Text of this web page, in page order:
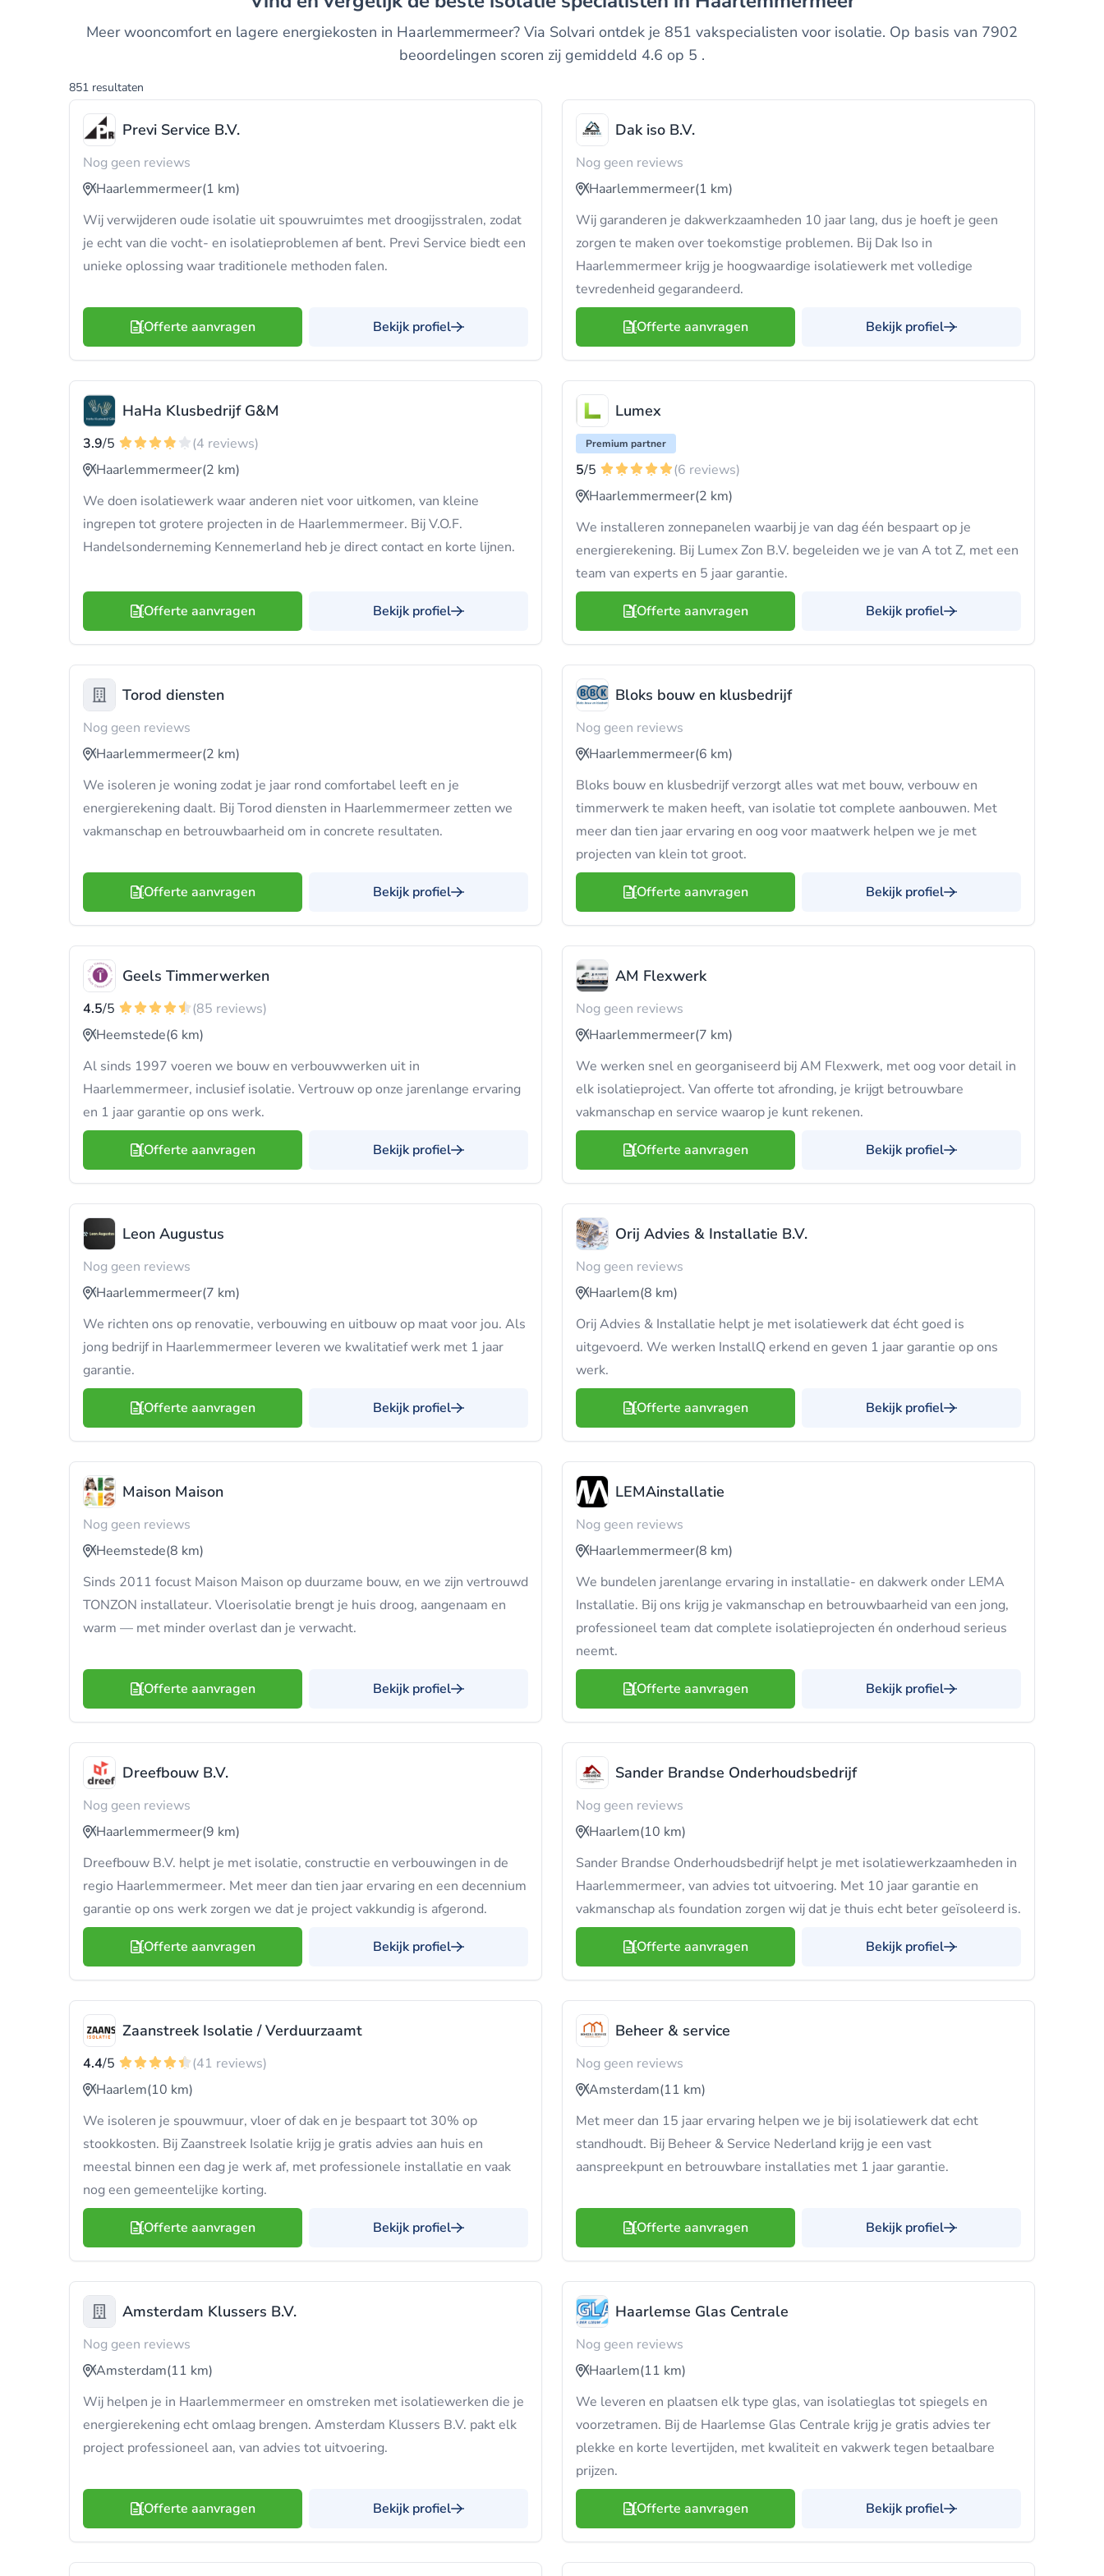
Meer wooncomfort en lagere energiekosten in Haarlemmermeer? Via Solvari ontdek je 851 vakspecialisten voor isolatie. Op basis van 7902
beoordelingen scoren zij gemiddeld 4.6 op 5 .
851 resultaten
Previ Service B.V.
Nog geen reviews
Haarlemmermeer(1 km)
Wij verwijderen oude isolatie uit spouwruimtes met droogijsstralen, zodat
je echt van die vocht- en isolatieproblemen af bent. Previ Service biedt een
unieke oplossing waar traditionele methoden falen.
Offerte aanvragen Bekijk profiel
Dak iso B.V.
Nog geen reviews
Haarlemmermeer(1 km)
Wij garanderen je dakwerkzaamheden 10 jaar lang, dus je hoeft je geen
zorgen te maken over toekomstige problemen. Bij Dak Iso in
Haarlemmermeer krijg je hoogwaardige isolatiewerk met volledige
tevredenheid gegarandeerd.
Offerte aanvragen Bekijk profiel
HaHa Klusbedrijf G&M
3.9/5
(4 reviews)
Haarlemmermeer(2 km)
We doen isolatiewerk waar anderen niet voor uitkomen, van kleine
ingrepen tot grotere projecten in de Haarlemmermeer. Bij V.O.F.
Handelsonderneming Kennemerland heb je direct contact en korte lijnen.
Offerte aanvragen Bekijk profiel
Lumex
Premium partner
5/5
(6 reviews)
Haarlemmermeer(2 km)
We installeren zonnepanelen waarbij je van dag één bespaart op je
energierekening. Bij Lumex Zon B.V. begeleiden we je van A tot Z, met een
team van experts en 5 jaar garantie.
Offerte aanvragen Bekijk profiel
Torod diensten
Nog geen reviews
Haarlemmermeer(2 km)
We isoleren je woning zodat je jaar rond comfortabel leeft en je
energierekening daalt. Bij Torod diensten in Haarlemmermeer zetten we
vakmanschap en betrouwbaarheid om in concrete resultaten.
Offerte aanvragen Bekijk profiel
Bloks bouw en klusbedrijf
Nog geen reviews
Haarlemmermeer(6 km)
Bloks bouw en klusbedrijf verzorgt alles wat met bouw, verbouw en
timmerwerk te maken heeft, van isolatie tot complete aanbouwen. Met
meer dan tien jaar ervaring en oog voor maatwerk helpen we je met
projecten van klein tot groot.
Offerte aanvragen Bekijk profiel
Geels Timmerwerken
4.5/5
(85 reviews)
Heemstede(6 km)
Al sinds 1997 voeren we bouw en verbouwwerken uit in
Haarlemmermeer, inclusief isolatie. Vertrouw op onze jarenlange ervaring
en 1 jaar garantie op ons werk.
Offerte aanvragen Bekijk profiel
AM Flexwerk
Nog geen reviews
Haarlemmermeer(7 km)
We werken snel en georganiseerd bij AM Flexwerk, met oog voor detail in
elk isolatieproject. Van offerte tot afronding, je krijgt betrouwbare
vakmanschap en service waarop je kunt rekenen.
Offerte aanvragen Bekijk profiel
Leon Augustus
Nog geen reviews
Haarlemmermeer(7 km)
We richten ons op renovatie, verbouwing en uitbouw op maat voor jou. Als
jong bedrijf in Haarlemmermeer leveren we kwalitatief werk met 1 jaar
garantie.
Offerte aanvragen Bekijk profiel
Orij Advies & Installatie B.V.
Nog geen reviews
Haarlem(8 km)
Orij Advies & Installatie helpt je met isolatiewerk dat écht goed is
uitgevoerd. We werken InstallQ erkend en geven 1 jaar garantie op ons
werk.
Offerte aanvragen Bekijk profiel
Maison Maison
Nog geen reviews
Heemstede(8 km)
Sinds 2011 focust Maison Maison op duurzame bouw, en we zijn vertrouwd
TONZON installateur. Vloerisolatie brengt je huis droog, aangenaam en
warm — met minder overlast dan je verwacht.
Offerte aanvragen Bekijk profiel
LEMAinstallatie
Nog geen reviews
Haarlemmermeer(8 km)
We bundelen jarenlange ervaring in installatie- en dakwerk onder LEMA
Installatie. Bij ons krijg je vakmanschap en betrouwbaarheid van een jong,
professioneel team dat complete isolatieprojecten én onderhoud serieus
neemt.
Offerte aanvragen Bekijk profiel
Dreefbouw B.V.
Nog geen reviews
Haarlemmermeer(9 km)
Dreefbouw B.V. helpt je met isolatie, constructie en verbouwingen in de
regio Haarlemmermeer. Met meer dan tien jaar ervaring en een decennium
garantie op ons werk zorgen we dat je project vakkundig is afgerond.
Offerte aanvragen Bekijk profiel
Sander Brandse Onderhoudsbedrijf
Nog geen reviews
Haarlem(10 km)
Sander Brandse Onderhoudsbedrijf helpt je met isolatiewerkzaamheden in
Haarlemmermeer, van advies tot uitvoering. Met 10 jaar garantie en
vakmanschap als foundation zorgen wij dat je thuis echt beter geïsoleerd is.
Offerte aanvragen Bekijk profiel
Zaanstreek Isolatie / Verduurzaamt
4.4/5
(41 reviews)
Haarlem(10 km)
We isoleren je spouwmuur, vloer of dak en je bespaart tot 30% op
stookkosten. Bij Zaanstreek Isolatie krijg je gratis advies aan huis en
meestal binnen een dag je werk af, met professionele installatie en vaak
nog een gemeentelijke korting.
Offerte aanvragen Bekijk profiel
Beheer & service
Nog geen reviews
Amsterdam(11 km)
Met meer dan 15 jaar ervaring helpen we je bij isolatiewerk dat echt
standhoudt. Bij Beheer & Service Nederland krijg je een vast
aanspreekpunt en betrouwbare installaties met 1 jaar garantie.
Offerte aanvragen Bekijk profiel
Amsterdam Klussers B.V.
Nog geen reviews
Amsterdam(11 km)
Wij helpen je in Haarlemmermeer en omstreken met isolatiewerken die je
energierekening echt omlaag brengen. Amsterdam Klussers B.V. pakt elk
project professioneel aan, van advies tot uitvoering.
Offerte aanvragen Bekijk profiel
Haarlemse Glas Centrale
Nog geen reviews
Haarlem(11 km)
We leveren en plaatsen elk type glas, van isolatieglas tot spiegels en
voorzetramen. Bij de Haarlemse Glas Centrale krijg je gratis advies ter
plekke en korte levertijden, met kwaliteit en vakwerk tegen betaalbare
prijzen.
Offerte aanvragen Bekijk profiel